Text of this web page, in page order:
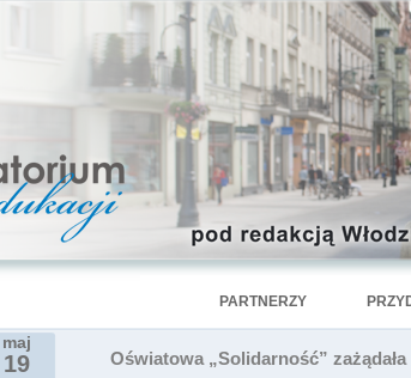
PARTNERZY
maj
19 Oświatowa „Solidarność”